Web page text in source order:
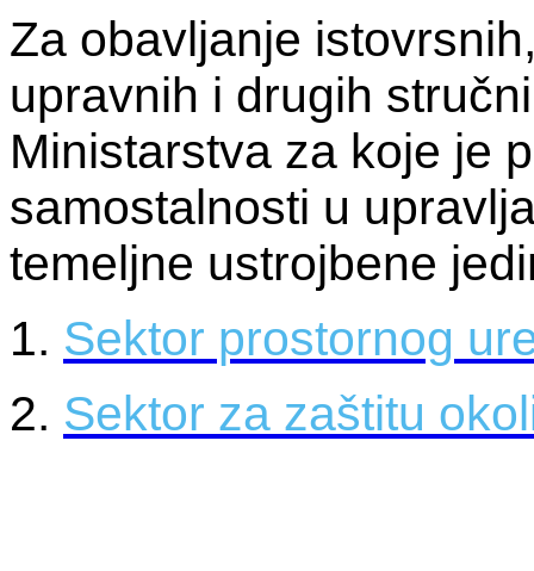
Za obavljanje
upravnih i drugih
Ministarstva za koje je
samostalnosti u
temeljne ustrojbene
1. Sektor prostornog
2. Sektor za zaštitu